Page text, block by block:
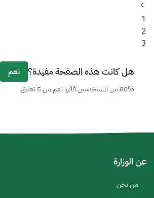
Previous
page
Page
1
Page
2
Current
3
هل كانت هذه الصفحة مفيدة؟ نعم
80% من المستخدمين قالوا نعم من 5 تعليق
عن الوزارة
من نحن